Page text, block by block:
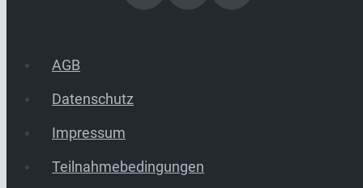
AGB
Datenschutz
Impressum
Teilnahmebedingungen